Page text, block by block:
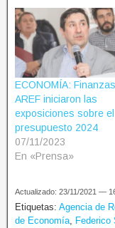
ECONOMÍA:
AREF iniciaron las
exposiciones sobre el
presupuesto 2024
07/11/2023
En «Prensa»
Actualizado: 23/11/2021 —
Etiquetas: Agencia de
de Economía, Federico